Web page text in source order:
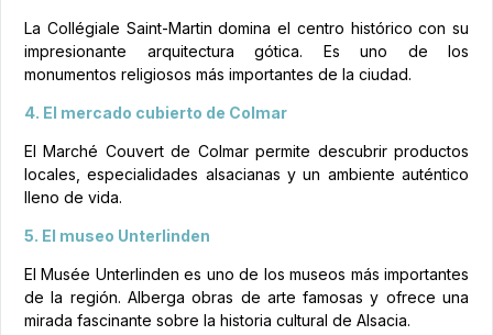
La Collégiale Saint-Martin domina el centro histórico con su
impresionante arquitectura gótica. Es uno de los
monumentos religiosos más importantes de la ciudad.
4. El mercado cubierto de Colmar
El Marché Couvert de Colmar permite descubrir productos
locales, especialidades alsacianas y un ambiente auténtico
lleno de vida.
5. El museo Unterlinden
El Musée Unterlinden es uno de los museos más importantes
de la región. Alberga obras de arte famosas y ofrece una
mirada fascinante sobre la historia cultural de Alsacia.